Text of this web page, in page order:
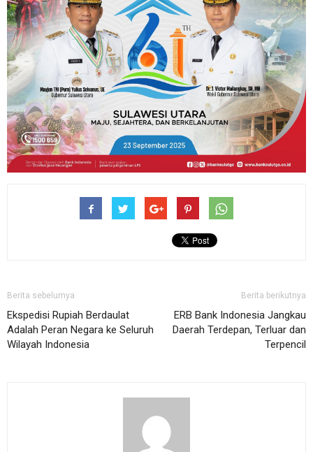
Berita sebelumya
Ekspedisi Rupiah Berdaulat
Adalah Peran Negara ke Seluruh
Wilayah Indonesia
Berita berikutnya
ERB Bank Indonesia Jangkau
Daerah Terdepan, Terluar dan
Terpencil